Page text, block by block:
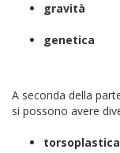
gravità
genetica
A seconda della
si possono avere